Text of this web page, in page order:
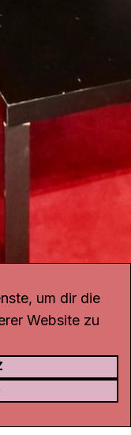
um dir die
Website zu